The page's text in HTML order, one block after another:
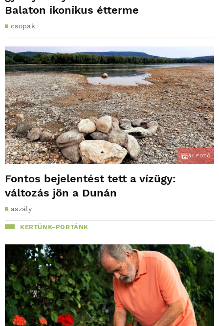
Balaton ikonikus étterme
csopak
31 FOTÓ
Fontos bejelentést tett a vízügy:
változás jön a Dunán
aszály
KERTÜNK-PORTÁNK